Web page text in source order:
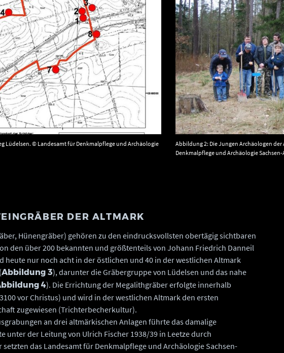
Lüdelsen. © Landesamt für Denkmalpflege und Archäologie
Abbildung 2: Die Jungen Archäologen
Denkmalpflege und Archäologie
DER ALTMARK
Hünengräber) gehören zu den eindrucksvollsten obertägig sichtbaren
den über 200 bekannten und größtenteils von Johann Friedrich Danneil
heute nur noch acht in der östlichen und 40 in der westlichen Altmark
Abbildung 3), darunter die Gräbergruppe von Lüdelsen und das nahe
4). Die Errichtung der Megalithgräber erfolgte innerhalb
vor Christus) und wird in der westlichen Altmark den ersten
zugewiesen (Trichterbecherkultur).
an drei altmärkischen Anlagen führte das damalige
unter der Leitung von Ulrich Fischer 1938/39 in Leetze durch
setzten das Landesamt für Denkmalpflege und Archäologie Sachsen-